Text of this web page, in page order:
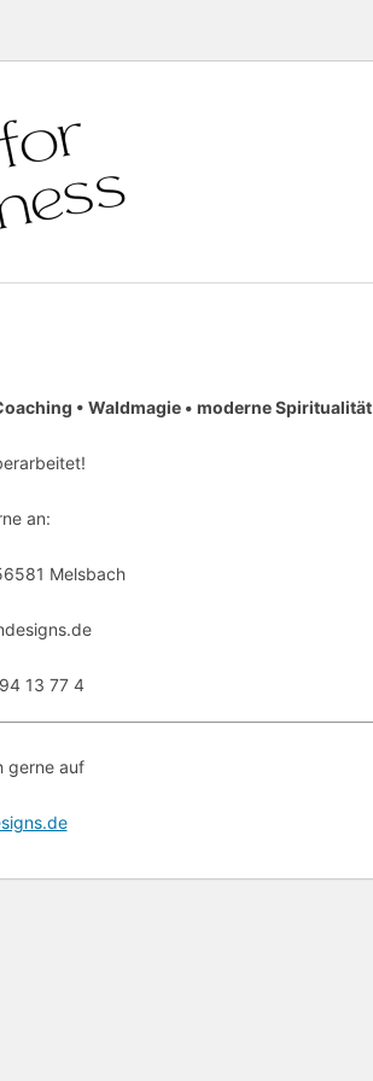
• Waldmagie • moderne Spiritualität
an:
Melsbach
13 77 4
gerne auf